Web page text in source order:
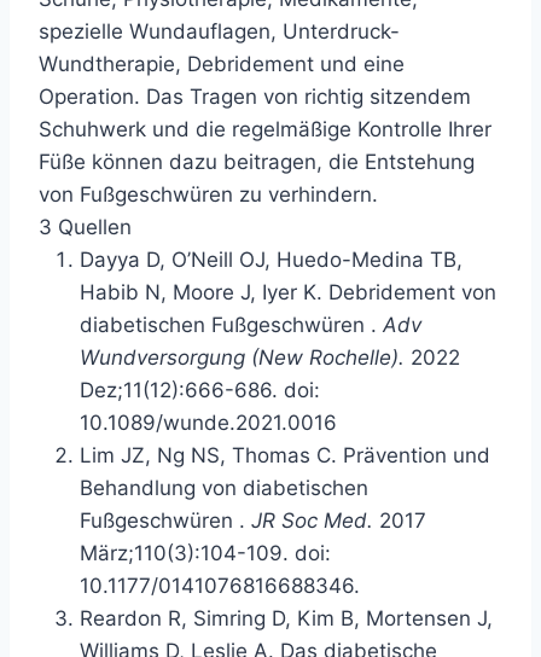
spezielle Wundauflagen, Unterdruck-
Wundtherapie, Debridement und eine
Operation. Das Tragen von richtig sitzendem
Schuhwerk und die regelmäßige Kontrolle Ihrer
Füße können dazu beitragen, die Entstehung
von Fußgeschwüren zu verhindern.
3 Quellen
Dayya D, O’Neill OJ, Huedo-Medina TB,
Habib N, Moore J, Iyer K. Debridement von
diabetischen Fußgeschwüren . Adv
Wundversorgung (New Rochelle). 2022
Dez;11(12):666-686. doi:
10.1089/wunde.2021.0016
Lim JZ, Ng NS, Thomas C. Prävention und
Behandlung von diabetischen
Fußgeschwüren . JR Soc Med. 2017
März;110(3):104-109. doi:
10.1177/0141076816688346.
Reardon R, Simring D, Kim B, Mortensen J,
Williams D, Leslie A. Das diabetische